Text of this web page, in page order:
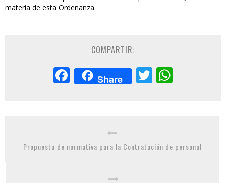
materia de esta Ordenanza.
COMPARTIR:
Facebook
Share Twitter
Propuesta de normativa para la Contratación de personal